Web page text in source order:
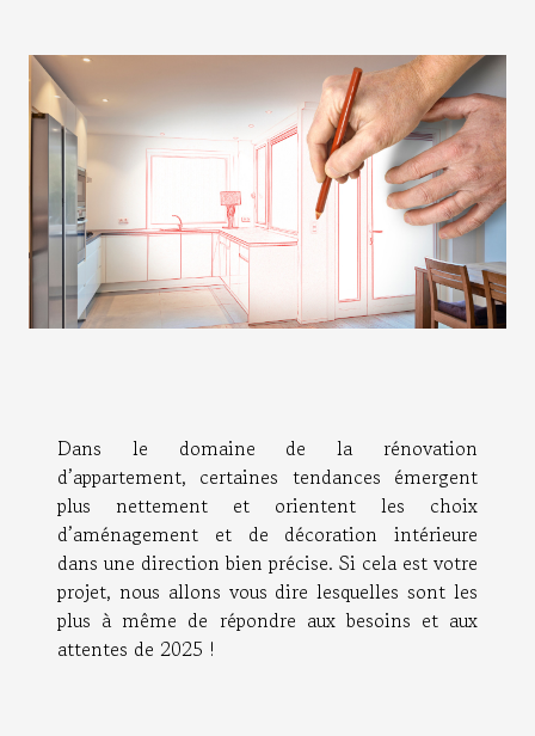
Dans le domaine de la rénovation
d’appartement, certaines tendances émergent
plus nettement et orientent les choix
d’aménagement et de décoration intérieure
dans une direction bien précise. Si cela est votre
projet, nous allons vous dire lesquelles sont les
plus à même de répondre aux besoins et aux
attentes de 2025 !